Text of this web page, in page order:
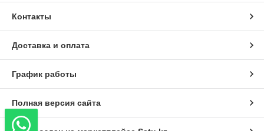
Контакты
Доставка и оплата
График работы
Полная версия сайта